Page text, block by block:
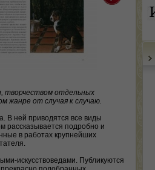
творчеством отдельных
жанре от случая к случаю.
В ней приводятся все виды
рассказывается подробно и
в работах крупнейших
искусствоведами. Публикуются